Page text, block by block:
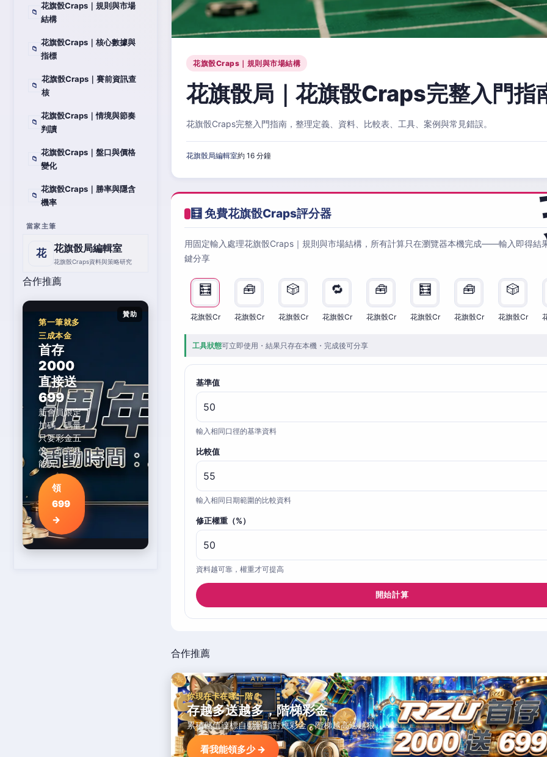
📁
花旗骰Craps｜規則與市場
結構
📁
花旗骰Craps｜核心數據與
指標
📁
花旗骰Craps｜賽前資訊查
核
📁
花旗骰Craps｜情境與節奏
判讀
📁
花旗骰Craps｜盤口與價格
變化
📁
花旗骰Craps｜勝率與隱含
機率
當家主筆
花 花旗骰局編輯室
花旗骰Craps資料與策略研究
合作推薦
贊助
第一筆就多
三成本金
首存
2000
直接送
699
新會員限定
加碼，碼量
只要彩金五
倍，領完就
能玩。
領
699
→
花旗骰Craps｜規則與市場結構
花旗骰局｜花旗骰Craps完整入門指
花旗骰Craps完整入門指南，整理定義、資料、比較表、工具、案例與常見錯誤。
花旗骰局編輯室約 16 分鐘
🧮 免費花旗骰Craps評分器
用固定輸入處理花旗骰Craps｜規則與市場結構，所有計算只在瀏覽器本機完成——輸入即得結
鍵分享
🧮
花旗骰Cr
🧰
花旗骰Cr
🎲
花旗骰Cr
🔁
花旗骰Cr
🧰
花旗骰Cr
🧮
花旗骰Cr
🧰
花旗骰Cr
🎲
花旗骰Cr
工具狀態可立即使用・結果只存在本機・完成後可分享
基準值
輸入相同口徑的基準資料
比較值
輸入相同日期範圍的比較資料
修正權重（%）
資料越可靠，權重才可提高
開始計算
合作推薦
你現在卡在哪一階？
存越多送越多，階梯彩金
累積儲值達標自動解鎖對應彩金，階梯越高送越狠。
看我能領多少 →